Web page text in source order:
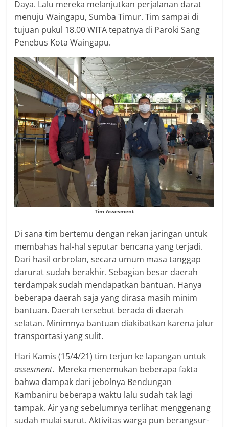
Daya. Lalu mereka melanjutkan perjalanan darat
menuju Waingapu, Sumba Timur. Tim sampai di
tujuan pukul 18.00 WITA tepatnya di Paroki Sang
Penebus Kota Waingapu.
Tim Assesment
Di sana tim bertemu dengan rekan jaringan untuk
membahas hal-hal seputar bencana yang terjadi.
Dari hasil orbrolan, secara umum masa tanggap
darurat sudah berakhir. Sebagian besar daerah
terdampak sudah mendapatkan bantuan. Hanya
beberapa daerah saja yang dirasa masih minim
bantuan. Daerah tersebut berada di daerah
selatan. Minimnya bantuan diakibatkan karena jalur
transportasi yang sulit.
Hari Kamis (15/4/21) tim terjun ke lapangan untuk
assesment. Mereka menemukan beberapa fakta
bahwa dampak dari jebolnya Bendungan
Kambaniru beberapa waktu lalu sudah tak lagi
tampak. Air yang sebelumnya terlihat menggenang
sudah mulai surut. Aktivitas warga pun berangsur-